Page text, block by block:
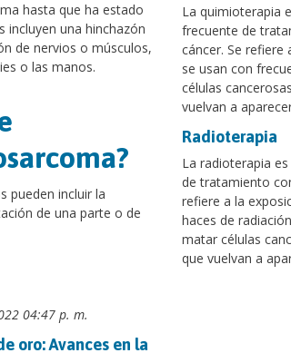
hasta que ha estado
una hinchazón
de nervios o músculos,
o las manos.
pueden incluir la
de una parte o de
04:47 p. m.
oro: Avances en la
La quimioterapia
frecuente de
cáncer. Se refiere
se usan con
células
vuelvan a
Radioterapia
La radioterapia
de tratamiento
refiere a la
haces de
matar células
que vuelvan a